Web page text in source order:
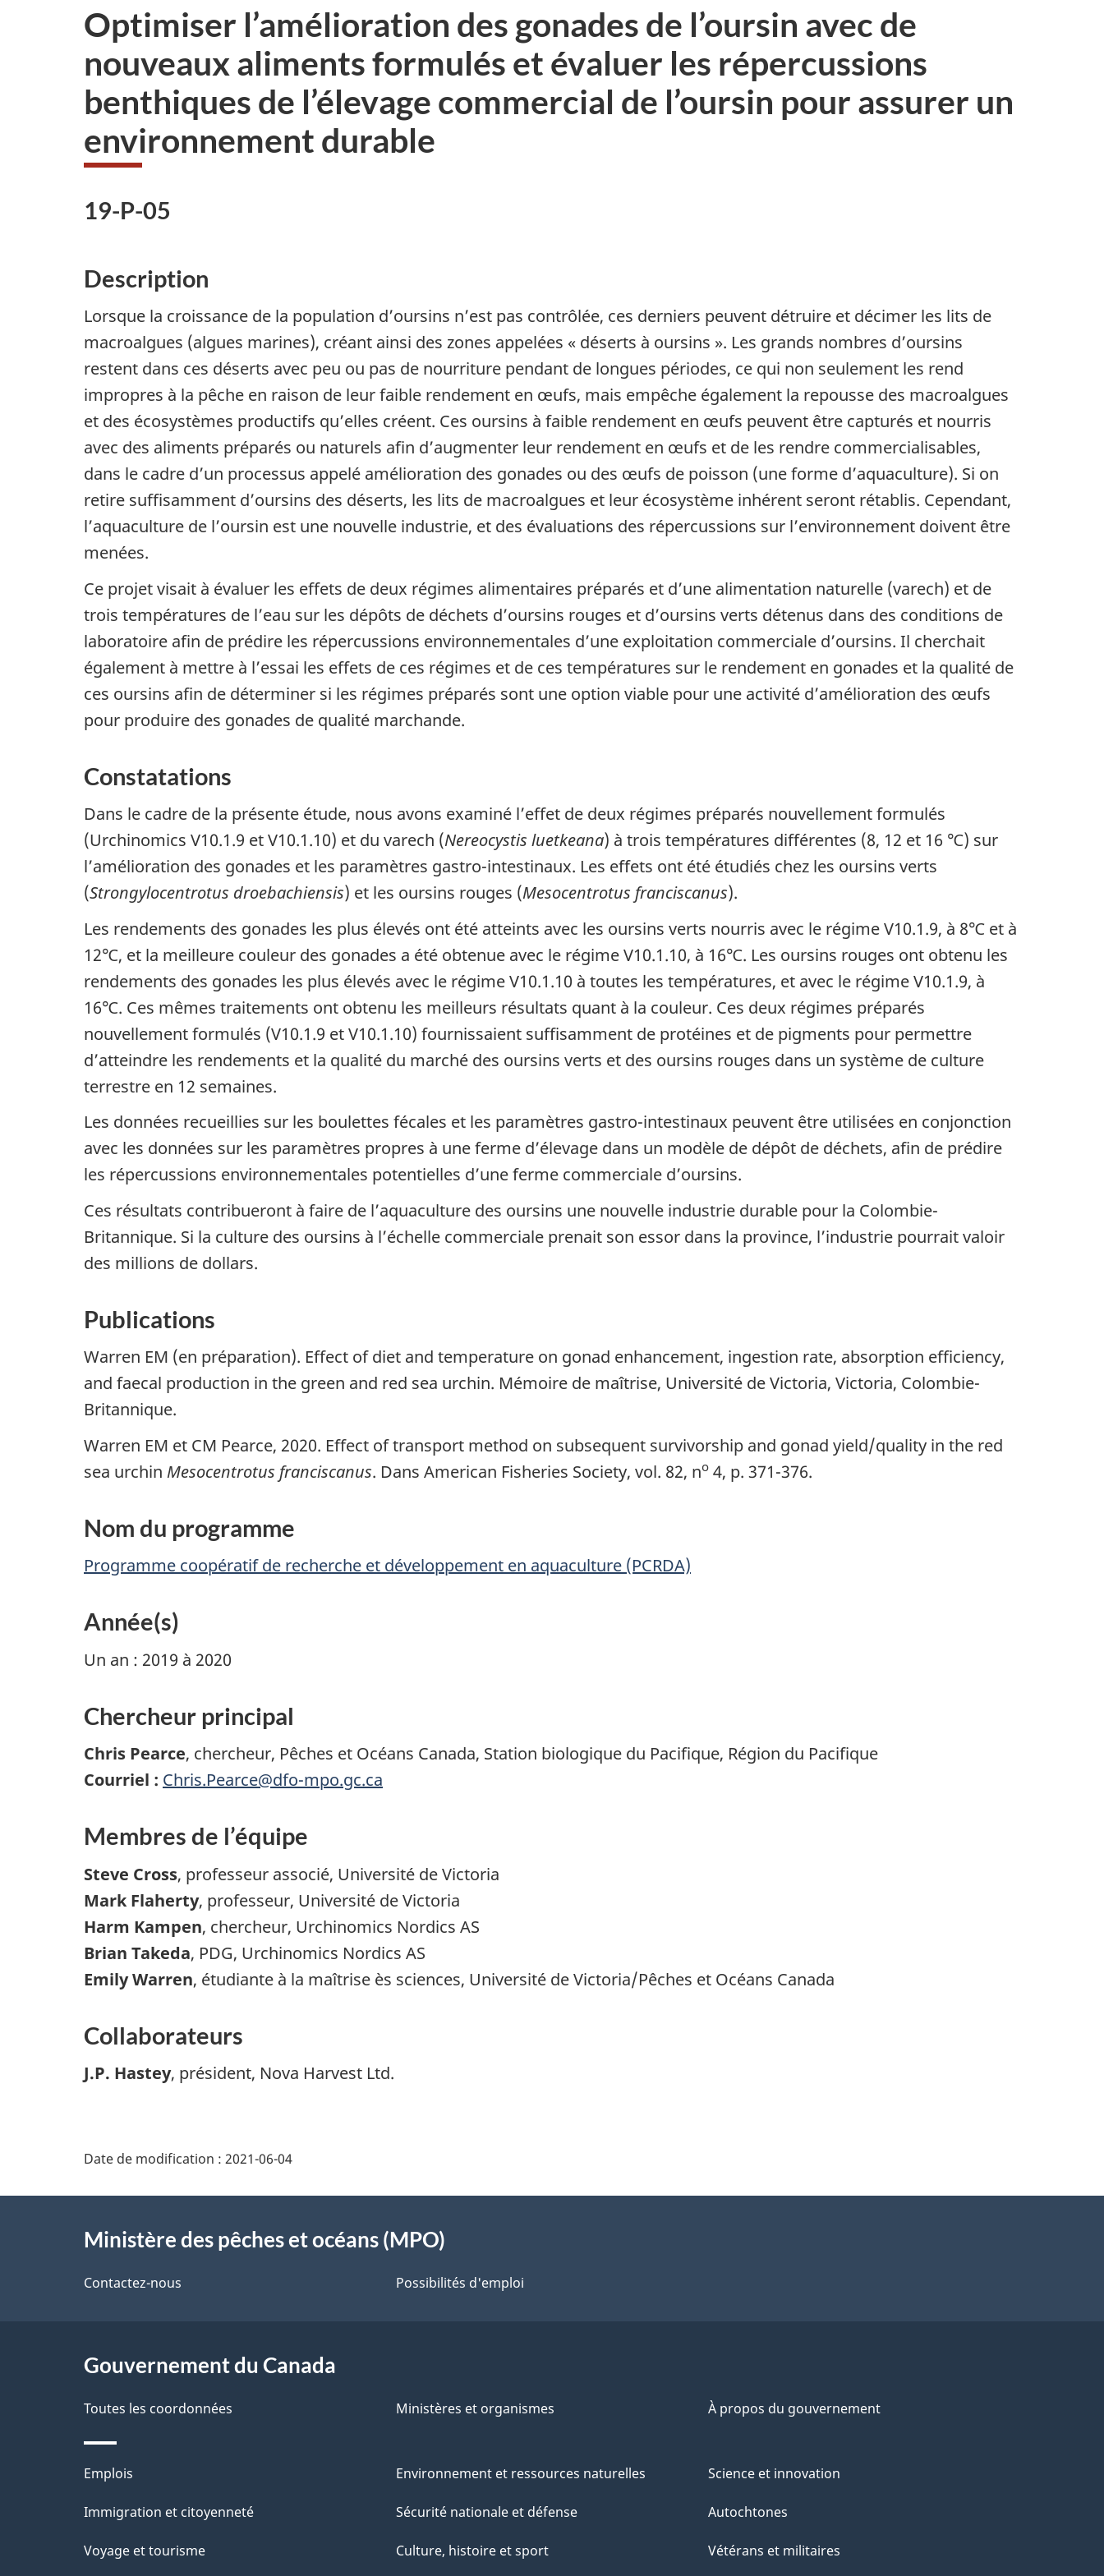
Optimiser l’amélioration des gonades de l’oursin avec de
nouveaux aliments formulés et évaluer les répercussions
benthiques de l’élevage commercial de l’oursin pour assurer un
environnement durable
19-P-05
Description
Lorsque la croissance de la population d’oursins n’est pas contrôlée, ces derniers peuvent détruire et décimer les lits de
macroalgues (algues marines), créant ainsi des zones appelées « déserts à oursins ». Les grands nombres d’oursins
restent dans ces déserts avec peu ou pas de nourriture pendant de longues périodes, ce qui non seulement les rend
impropres à la pêche en raison de leur faible rendement en œufs, mais empêche également la repousse des macroalgues
et des écosystèmes productifs qu’elles créent. Ces oursins à faible rendement en œufs peuvent être capturés et nourris
avec des aliments préparés ou naturels afin d’augmenter leur rendement en œufs et de les rendre commercialisables,
dans le cadre d’un processus appelé amélioration des gonades ou des œufs de poisson (une forme d’aquaculture). Si on
retire suffisamment d’oursins des déserts, les lits de macroalgues et leur écosystème inhérent seront rétablis. Cependant,
l’aquaculture de l’oursin est une nouvelle industrie, et des évaluations des répercussions sur l’environnement doivent être
menées.
Ce projet visait à évaluer les effets de deux régimes alimentaires préparés et d’une alimentation naturelle (varech) et de
trois températures de l’eau sur les dépôts de déchets d’oursins rouges et d’oursins verts détenus dans des conditions de
laboratoire afin de prédire les répercussions environnementales d’une exploitation commerciale d’oursins. Il cherchait
également à mettre à l’essai les effets de ces régimes et de ces températures sur le rendement en gonades et la qualité de
ces oursins afin de déterminer si les régimes préparés sont une option viable pour une activité d’amélioration des œufs
pour produire des gonades de qualité marchande.
Constatations
Dans le cadre de la présente étude, nous avons examiné l’effet de deux régimes préparés nouvellement formulés
(Urchinomics V10.1.9 et V10.1.10) et du varech (Nereocystis luetkeana) à trois températures différentes (8, 12 et 16 ℃) sur
l’amélioration des gonades et les paramètres gastro-intestinaux. Les effets ont été étudiés chez les oursins verts
(Strongylocentrotus droebachiensis) et les oursins rouges (Mesocentrotus franciscanus).
Les rendements des gonades les plus élevés ont été atteints avec les oursins verts nourris avec le régime V10.1.9, à 8℃ et à
12℃, et la meilleure couleur des gonades a été obtenue avec le régime V10.1.10, à 16℃. Les oursins rouges ont obtenu les
rendements des gonades les plus élevés avec le régime V10.1.10 à toutes les températures, et avec le régime V10.1.9, à
16℃. Ces mêmes traitements ont obtenu les meilleurs résultats quant à la couleur. Ces deux régimes préparés
nouvellement formulés (V10.1.9 et V10.1.10) fournissaient suffisamment de protéines et de pigments pour permettre
d’atteindre les rendements et la qualité du marché des oursins verts et des oursins rouges dans un système de culture
terrestre en 12 semaines.
Les données recueillies sur les boulettes fécales et les paramètres gastro-intestinaux peuvent être utilisées en conjonction
avec les données sur les paramètres propres à une ferme d’élevage dans un modèle de dépôt de déchets, afin de prédire
les répercussions environnementales potentielles d’une ferme commerciale d’oursins.
Ces résultats contribueront à faire de l’aquaculture des oursins une nouvelle industrie durable pour la Colombie-
Britannique. Si la culture des oursins à l’échelle commerciale prenait son essor dans la province, l’industrie pourrait valoir
des millions de dollars.
Publications
Warren EM (en préparation). Effect of diet and temperature on gonad enhancement, ingestion rate, absorption efficiency,
and faecal production in the green and red sea urchin. Mémoire de maîtrise, Université de Victoria, Victoria, Colombie-
Britannique.
Warren EM et CM Pearce, 2020. Effect of transport method on subsequent survivorship and gonad yield/quality in the red
sea urchin Mesocentrotus franciscanus. Dans American Fisheries Society, vol. 82, no 4, p. 371-376.
Nom du programme
Programme coopératif de recherche et développement en aquaculture (PCRDA)
Année(s)
Un an : 2019 à 2020
Chercheur principal
Chris Pearce, chercheur, Pêches et Océans Canada, Station biologique du Pacifique, Région du Pacifique
Courriel : Chris.Pearce@dfo-mpo.gc.ca
Membres de l’équipe
Steve Cross, professeur associé, Université de Victoria
Mark Flaherty, professeur, Université de Victoria
Harm Kampen, chercheur, Urchinomics Nordics AS
Brian Takeda, PDG, Urchinomics Nordics AS
Emily Warren, étudiante à la maîtrise ès sciences, Université de Victoria/Pêches et Océans Canada
Collaborateurs
J.P. Hastey, président, Nova Harvest Ltd.
Date de modification : 2021-06-04
proposMinistère des pêches et océans (MPO)
Contactez-nous Possibilités d'emploi
Gouvernement du Canada
Toutes les coordonnées Ministères et organismes À propos du gouvernement
Thèmes
et
Emplois
Immigration et citoyenneté
Voyage et tourisme
Environnement et ressources naturelles
Sécurité nationale et défense
Culture, histoire et sport
Science et innovation
Autochtones
Vétérans et militaires